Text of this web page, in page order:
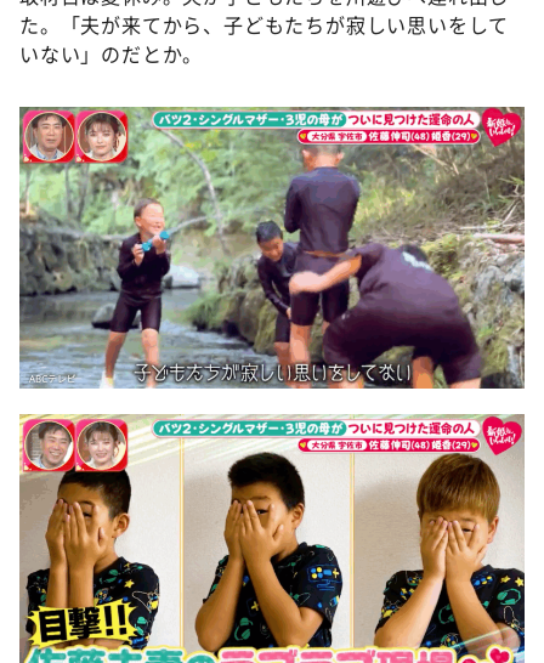
た。「夫が来てから、子どもたちが寂しい思いをして
いない」のだとか。